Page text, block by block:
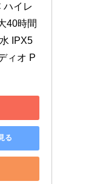
ハイレ
40時間
IPX5
ィオ P
る